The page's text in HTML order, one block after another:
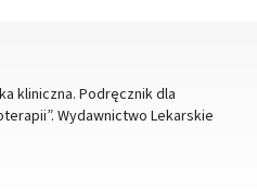
kliniczna. Podręcznik dla
Wydawnictwo Lekarskie